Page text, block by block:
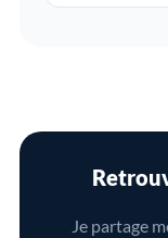
Je partage